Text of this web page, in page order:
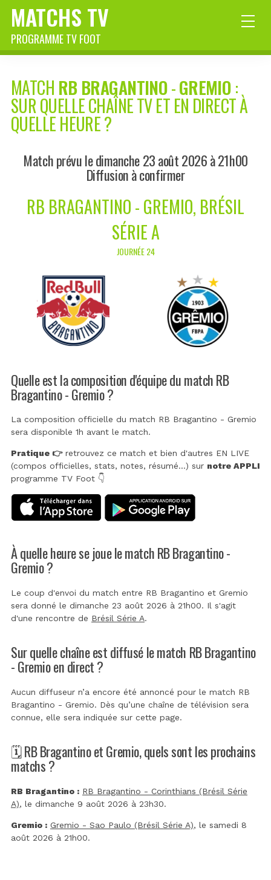
MATCHS TV
PROGRAMME TV FOOT
MATCH RB BRAGANTINO-GREMIO:
SUR QUELLE CHAÎNE TV ET EN DIRECT À
QUELLE HEURE ?
Match prévu le dimanche 23 août 2026 à 21h00
Diffusion à confirmer
RB BRAGANTINO - GREMIO, BRÉSIL
SÉRIE A
JOURNÉE 24
Quelle est la composition d'équipe du match RB
Bragantino - Gremio ?
La composition officielle du match RB Bragantino - Gremio
sera disponible 1h avant le match.
Pratique 👉retrouvez ce match et bien d'autres EN LIVE
(compos officielles, stats, notes, résumé...) sur notre APPLI
programme TV Foot 👇
À quelle heure se joue le match RB Bragantino -
Gremio ?
Le coup d'envoi du match entre RB Bragantino et Gremio
sera donné le dimanche 23 août 2026 à 21h00. Il s'agit
d'une rencontre de Brésil Série A.
Sur quelle chaîne est diffusé le match RB Bragantino
- Gremio en direct ?
Aucun diffuseur n’a encore été annoncé pour le match RB
Bragantino - Gremio. Dès qu’une chaîne de télévision sera
connue, elle sera indiquée sur cette page.
🗓️ RB Bragantino et Gremio, quels sont les prochains
matchs ?
RB Bragantino : RB Bragantino - Corinthians (Brésil Série
A), le dimanche 9 août 2026 à 23h30.
Gremio : Gremio - Sao Paulo (Brésil Série A), le samedi 8
août 2026 à 21h00.